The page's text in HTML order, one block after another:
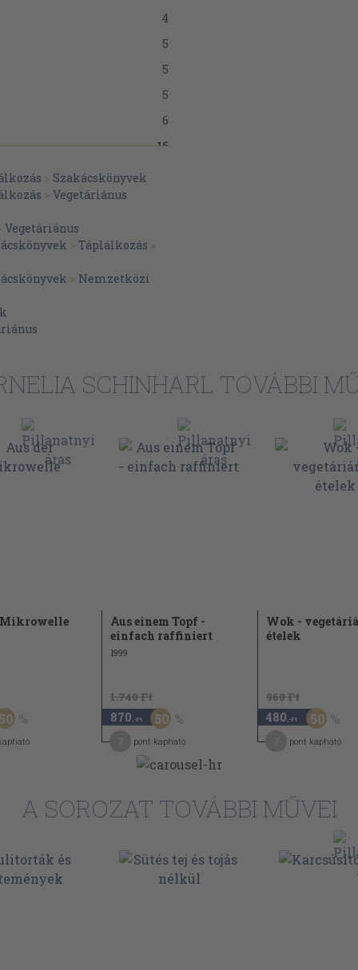
4
5
5
5
6
16
olajban
35
35
47
> Szakácskönyvek
> Vegetáriánus
Vegetáriánus
> Táplálkozás >
> Nemzetközi
SCHINHARL TOVÁBBI
Mikrowelle
50
Aus einem Topf -
einfach raffiniert
1999
1.740 Ft
870 ,-Ft 50
pont kapható
Wok -
ételek
960 Ft
480 ,-Ft 50
pont kapható
A SOROZAT TOVÁBBI MŰVEI